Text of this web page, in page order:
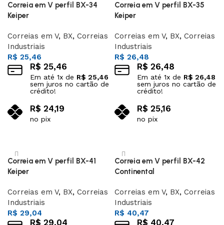
Correia em V perfil BX-34
Keiper
Correias em V, BX, Correias
Industriais
R$ 25,46
R$ 25,46
Em até 1x de R$ 25,46
sem juros no cartão de
crédito!
R$ 24,19
no pix
Correia em V perfil BX-35
Keiper
Correias em V, BX, Correias
Industriais
R$ 26,48
R$ 26,48
Em até 1x de R$ 26,48
sem juros no cartão de
crédito!
R$ 25,16
no pix
Correia em V perfil BX-41
Keiper
Correias em V, BX, Correias
Industriais
R$ 29,04
R$ 29,04
Correia em V perfil BX-42
Continental
Correias em V, BX, Correias
Industriais
R$ 40,47
R$ 40,47